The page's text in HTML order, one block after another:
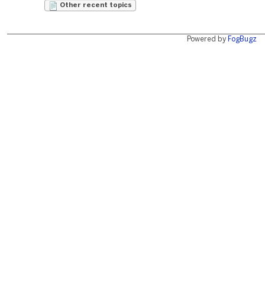
Other recent topics
Powered by FogBugz